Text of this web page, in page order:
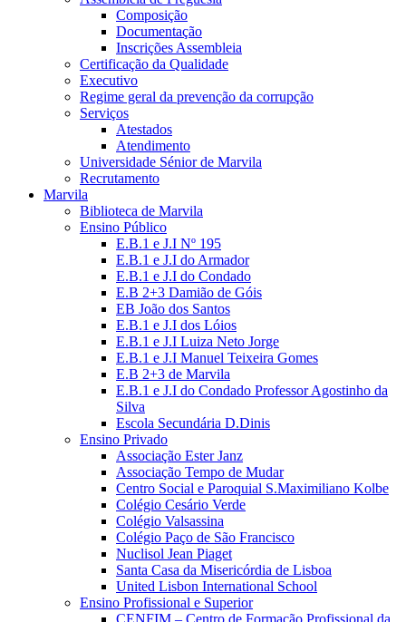
Composição
Documentação
Inscrições Assembleia
Certificação da Qualidade
Executivo
Regime geral da prevenção da corrupção
Serviços
Atestados
Atendimento
Universidade Sénior de Marvila
Recrutamento
Marvila
Biblioteca de Marvila
Ensino Público
E.B.1 e J.I Nº 195
E.B.1 e J.I do Armador
E.B.1 e J.I do Condado
E.B 2+3 Damião de Góis
EB João dos Santos
E.B.1 e J.I dos Lóios
E.B.1 e J.I Luiza Neto Jorge
E.B.1 e J.I Manuel Teixeira Gomes
E.B 2+3 de Marvila
E.B.1 e J.I do Condado Professor Agostinho da
Silva
Escola Secundária D.Dinis
Ensino Privado
Associação Ester Janz
Associação Tempo de Mudar
Centro Social e Paroquial S.Maximiliano Kolbe
Colégio Cesário Verde
Colégio Valsassina
Colégio Paço de São Francisco
Nuclisol Jean Piaget
Santa Casa da Misericórdia de Lisboa
United Lisbon International School
Ensino Profissional e Superior
CENFIM – Centro de Formação Profissional da